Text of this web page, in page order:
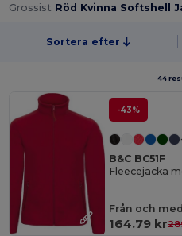
Grossist Röd Kvinna Softshell
Sortera efter
44
-43%
B&C BC51F
Fleecejacka
Från och
164.79 kr